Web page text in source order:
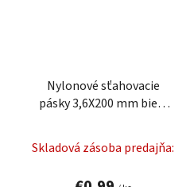
Nylonové sťahovacie
pásky 3,6X200 mm biela
Skladová zásoba predajňa: